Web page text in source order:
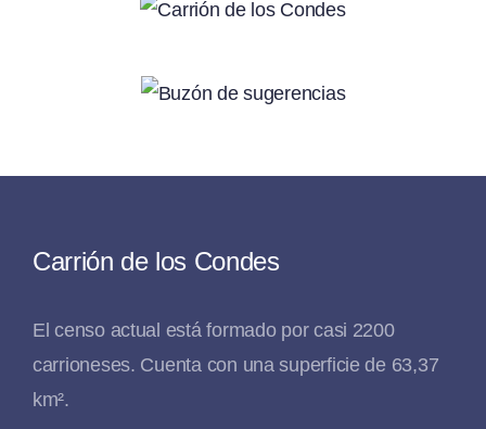
Carrión de los Condes
El censo actual está formado por casi 2200
carrioneses. Cuenta con una superficie de 63,37
km².